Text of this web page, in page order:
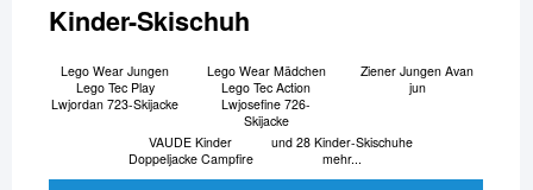
Kinder-Skischuh
Lego Wear Jungen
Lego Tec Play
Lwjordan 723-Skijacke
Lego Wear Mädchen
Lego Tec Action
Lwjosefine 726-
Skijacke
Ziener Jungen Avan
jun
VAUDE Kinder
Doppeljacke Campfire
und 28 Kinder-Skischuhe
mehr...